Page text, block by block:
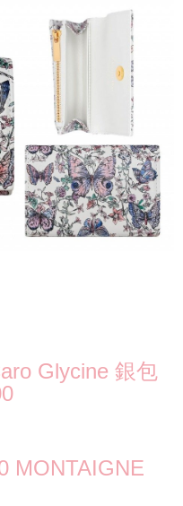
Glycine 銀包
MONTAIGNE